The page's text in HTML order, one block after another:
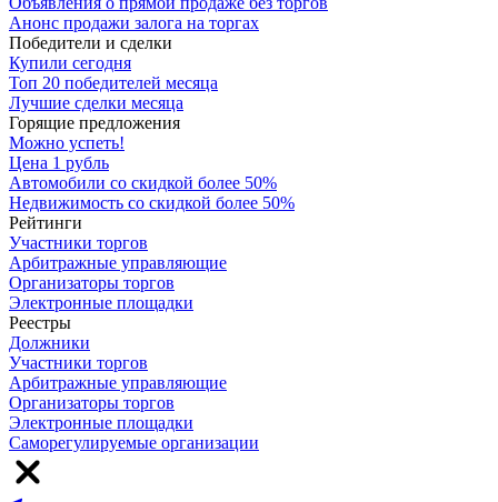
Анонс продажи залога на торгах
Победители и сделки
Купили сегодня
Топ 20 победителей месяца
Лучшие сделки месяца
Горящие предложения
Можно успеть!
Цена 1 рубль
Автомобили со скидкой более 50%
Недвижимость со скидкой более 50%
Рейтинги
Участники торгов
Арбитражные управляющие
Организаторы торгов
Электронные площадки
Реестры
Должники
Участники торгов
Арбитражные управляющие
Организаторы торгов
Электронные площадки
Саморегулируемые организации